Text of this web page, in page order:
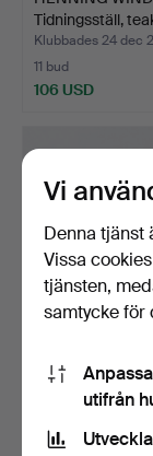
Tidningsställ,
Klubbades 24 dec
11 bud
106 USD
tal.
Klubbades 9 dec
1 bud
Vi
Denna tjänst
Vissa
tjänsten,
samtycke för
utifrån